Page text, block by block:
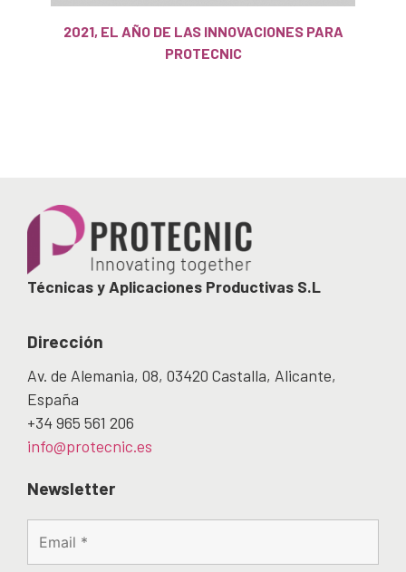
2021, EL AÑO DE LAS INNOVACIONES PARA
PROTECNIC
Técnicas y Aplicaciones Productivas S.L
Dirección
Av. de Alemania, 08, 03420 Castalla, Alicante,
España
+34 965 561 206
info@protecnic.es
Newsletter